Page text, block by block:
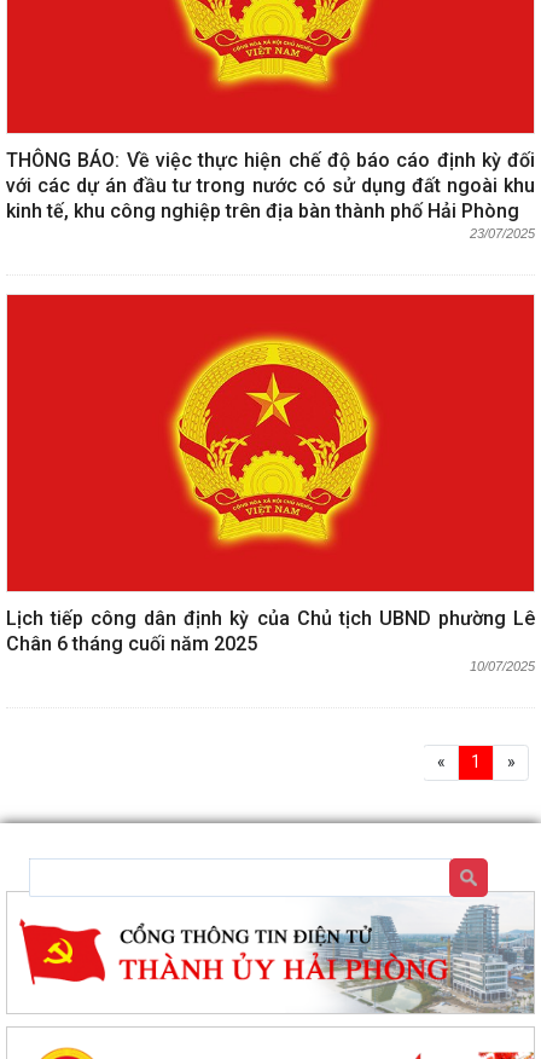
THÔNG BÁO: Về việc thực hiện chế độ báo cáo định kỳ đối
với các dự án đầu tư trong nước có sử dụng đất ngoài khu
kinh tế, khu công nghiệp trên địa bàn thành phố Hải Phòng
23/07/2025
Lịch tiếp công dân định kỳ của Chủ tịch UBND phường Lê
Chân 6 tháng cuối năm 2025
10/07/2025
« 1 »